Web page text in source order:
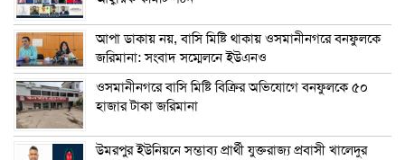
আপা ডাকায় নয়, বাসি মিষ্টি থাকায় ওসমানীনগরে বনফুলকে
জরিমানা: সংবাদ সম্মেলনে ইউএনও
ওসমানীনগরে বাসি মিষ্টি বিক্রির অভিযোগে বনফুলকে ৫০
হাজার টাকা জরিমানা
উমরপুর ইউনিয়নে সম্ভাব্য প্রার্থী যুক্তরাজ্য প্রবাসী খালেদুর